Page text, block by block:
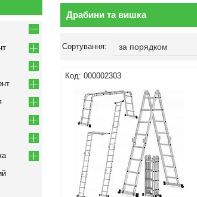
Драбини та вишка
000002303